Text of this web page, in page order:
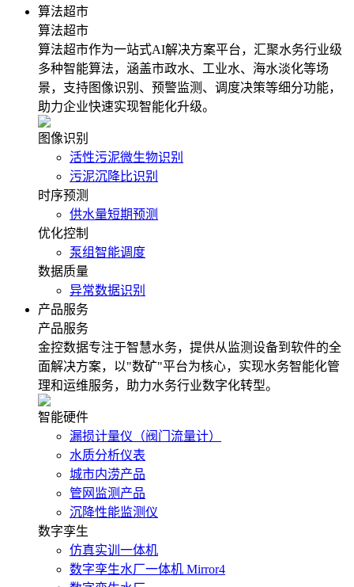
算法超市
算法超市
算法超市作为一站式AI解决方案平台，汇聚水务行业级
多种智能算法，涵盖市政水、工业水、海水淡化等场
景，支持图像识别、预警监测、调度决策等细分功能，
助力企业快速实现智能化升级。
图像识别
活性污泥微生物识别
污泥沉降比识别
时序预测
供水量短期预测
优化控制
泵组智能调度
数据质量
异常数据识别
产品服务
产品服务
金控数据专注于智慧水务，提供从监测设备到软件的全
面解决方案，以"数矿"平台为核心，实现水务智能化管
理和运维服务，助力水务行业数字化转型。
智能硬件
漏损计量仪（阀门流量计）
水质分析仪表
城市内涝产品
管网监测产品
沉降性能监测仪
数字孪生
仿真实训一体机
数字孪生水厂一体机 Mirror4